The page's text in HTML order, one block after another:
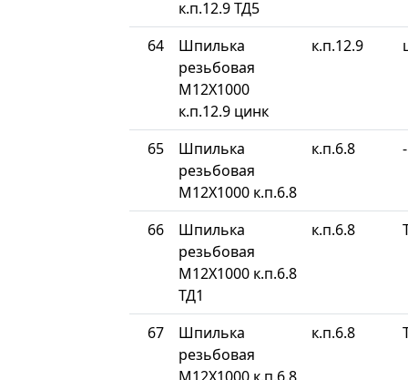
к.п.12.9 ТД5
64
Шпилька
резьбовая
М12Х1000
к.п.12.9 цинк
к.п.12.9
65
Шпилька
резьбовая
М12Х1000 к.п.6.8
к.п.6.8 -
66
Шпилька
резьбовая
М12Х1000 к.п.6.8
ТД1
к.п.6.8
67
Шпилька
резьбовая
к.п.6.8